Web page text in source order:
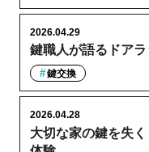
鍵職人が語るドア
2026.04.29
鍵交換
大切な家の鍵を失
2026.04.28